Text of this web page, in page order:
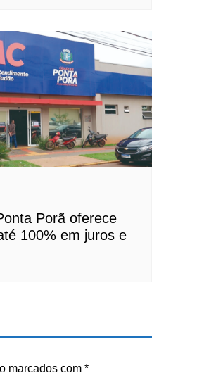
Porã oferece
100% em juros e
marcados com *